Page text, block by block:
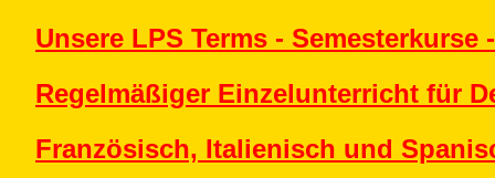
Unsere LPS Terms -
Regelmäßiger Einzelunterricht für
Französisch, Italienisch und